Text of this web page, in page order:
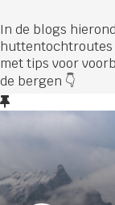
In de blogs
huttentochtroutes
met tips voor
de bergen 👇